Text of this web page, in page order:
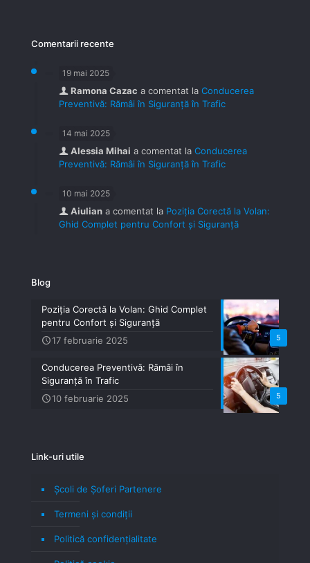
Comentarii recente
19 mai 2025
Ramona Cazac a comentat la Conducerea
Preventivă: Rămâi în Siguranță în Trafic
14 mai 2025
Alessia Mihai a comentat la Conducerea
Preventivă: Rămâi în Siguranță în Trafic
10 mai 2025
Aiulian a comentat la Poziția Corectă la Volan:
Ghid Complet pentru Confort și Siguranță
Blog
5
Poziția Corectă la Volan: Ghid Complet
pentru Confort și Siguranță
17 februarie 2025
5
Conducerea Preventivă: Rămâi în
Siguranță în Trafic
10 februarie 2025
Link-uri utile
Școli de Șoferi Partenere
Termeni şi condiţii
Politică confidenţialitate